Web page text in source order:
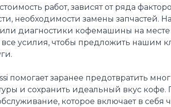
работ, зависят от ряда
необходимости замены запчастей.
диагностики кофемашины на месте
усилия, чтобы предложить нашим
помогает заранее предотвратить
и сохранить идеальный вкус кофе.
которое включает в себя